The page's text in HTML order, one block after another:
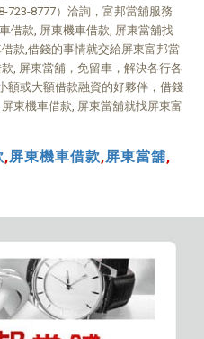
723-8777）洽詢，富邦當舖服務
借款, 屏東機車借款, 屏東當舖找
款,借錢的事情就交給屏東富邦當
, 屏東當舖，免留車，解決各行各
額或大額借款融資的好夥伴，借錢
東機車借款, 屏東當舖就找屏東富
,屏東機車借款,屏東當舖,